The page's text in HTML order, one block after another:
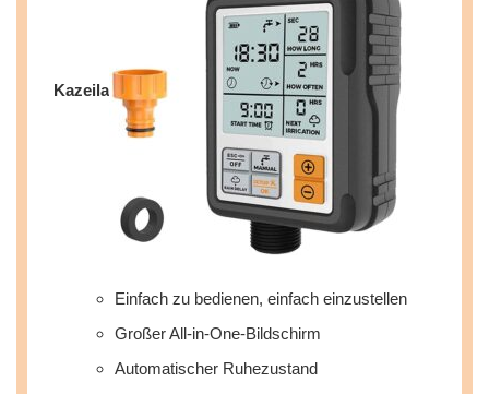
Kazeila
Einfach zu bedienen, einfach einzustellen
Großer All-in-One-Bildschirm
Automatischer Ruhezustand